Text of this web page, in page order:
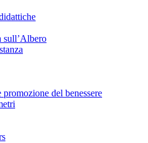
sull’Albero
promozione del benessere